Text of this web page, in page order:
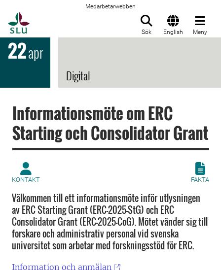
Medarbetarwebben
Sök English Meny
22apr
Digital
Informationsmöte om ERC
Starting och Consolidator Grant
KONTAKT FAKTA
Välkommen till ett informationsmöte inför utlysningen
av ERC Starting Grant (ERC-2025-StG) och ERC
Consolidator Grant (ERC-2025-CoG). Mötet vänder sig till
forskare och administrativ personal vid svenska
universitet som arbetar med forskningsstöd för ERC.
Information och anmälan